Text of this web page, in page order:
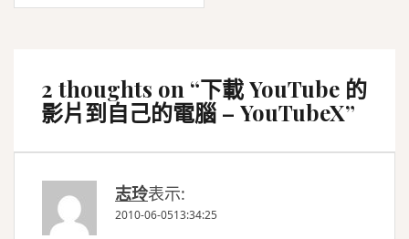
2 thoughts on “下載 YouTube 的
影片到自己的電腦 – YouTubeX”
志玲表示:
2010-06-0513:34:25